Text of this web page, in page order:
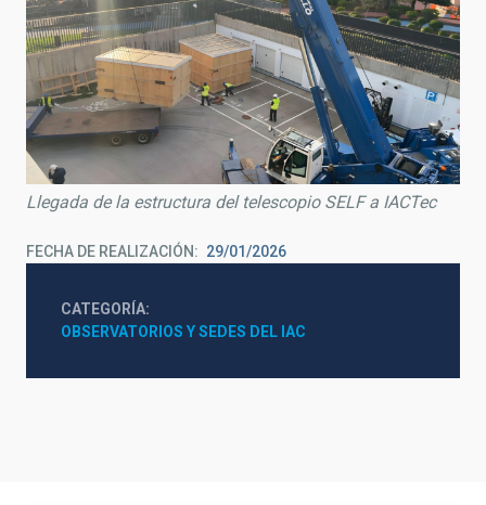
Llegada de la estructura del telescopio SELF a IACTec
FECHA DE REALIZACIÓN 29/01/2026
CATEGORÍA
OBSERVATORIOS Y SEDES DEL IAC